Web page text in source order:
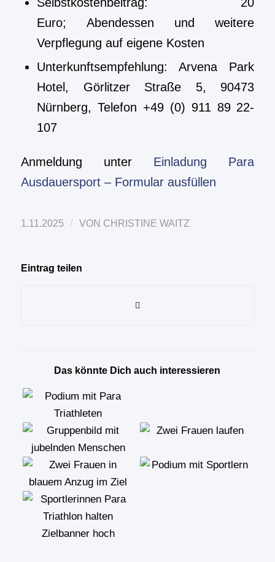
Selbstkostenbeitrag: 20
Euro; Abendessen und weitere
Verpflegung auf eigene Kosten
Unterkunftsempfehlung: Arvena Park
Hotel, Görlitzer Straße 5, 90473
Nürnberg, Telefon +49 (0) 911 89 22-
107
Anmeldung unter Einladung Para
Ausdauersport – Formular ausfüllen
1.11.2025 / VON CHRISTINE WAITZ
Eintrag teilen
Das könnte Dich auch interessieren